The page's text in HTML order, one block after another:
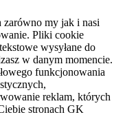
my jak i nasi
Pliki cookie
wysyłane do
w danym momencie.
funkcjonowania
reklam, których
stronach GK